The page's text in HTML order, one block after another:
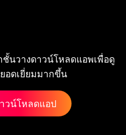
นวางดาวน์โหลดแอพเพื่อดู
อดเยี่ยมมากขึ้น
วน์โหลดแอป